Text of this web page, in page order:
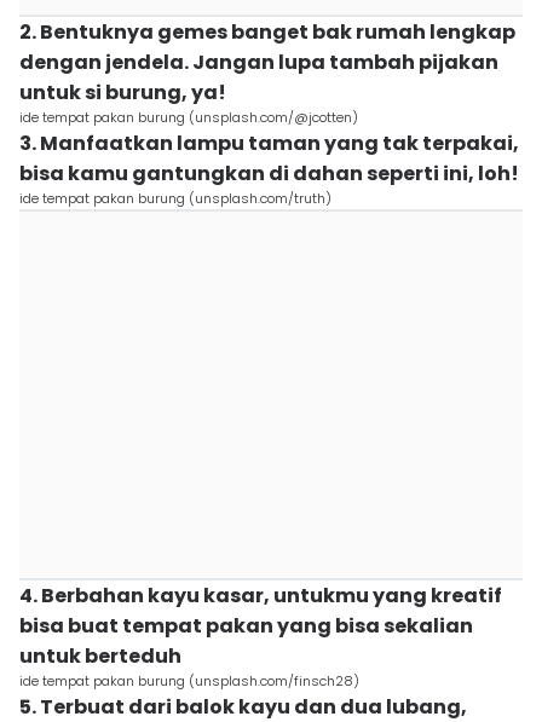
2. Bentuknya gemes banget bak rumah lengkap
dengan jendela. Jangan lupa tambah pijakan
untuk si burung, ya!
ide tempat pakan burung (unsplash.com/@jcotten)
3. Manfaatkan lampu taman yang tak terpakai,
bisa kamu gantungkan di dahan seperti ini, loh!
ide tempat pakan burung (unsplash.com/truth)
4. Berbahan kayu kasar, untukmu yang kreatif
bisa buat tempat pakan yang bisa sekalian
untuk berteduh
ide tempat pakan burung (unsplash.com/finsch28)
5. Terbuat dari balok kayu dan dua lubang,